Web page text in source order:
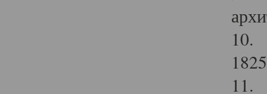
10.
11.